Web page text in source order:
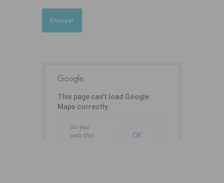
This page can't load Google
Maps correctly.
Do you
own this
OK